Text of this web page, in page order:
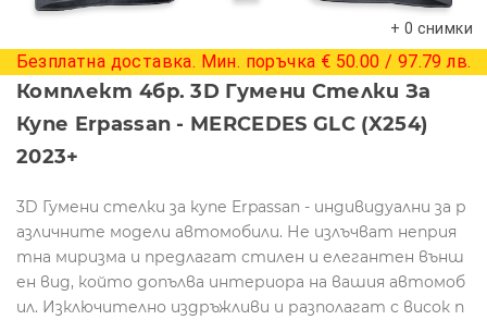
+ 0 снимки
Безплатна доставка. Мин. поръчка € 50.00 / 97.79 лв.
Комплект 4бр. 3D Гумени Стелки За
Купе Erpassan - MERCEDES GLC (X254)
2023+
3D Гумени стелки за купе Erpassan - индивидуални за р
азличните модели автомобили. Не излъчват неприя
тна миризма и предлагат стилен и елегантен външ
ен вид, който допълва интериора на вашия автомоб
ил. Изключително издръжливи и разполагат с висок п